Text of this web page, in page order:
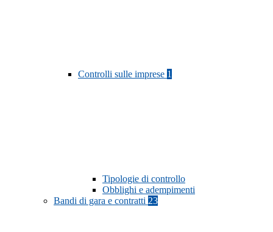
Controlli sulle imprese 1
Tipologie di controllo
Obblighi e adempimenti
Bandi di gara e contratti 23